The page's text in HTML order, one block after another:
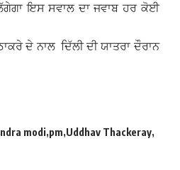
ਇਸ ਸਵਾਲ ਦਾ ਜਵਾਬ ਹਰ ਕੋਈ
ਦੇ ਨਾਲ ਦਿੱਲੀ ਦੀ ਯਾਤਰਾ ਦੌਰਾਨ
modi pm Uddhav Thackeray